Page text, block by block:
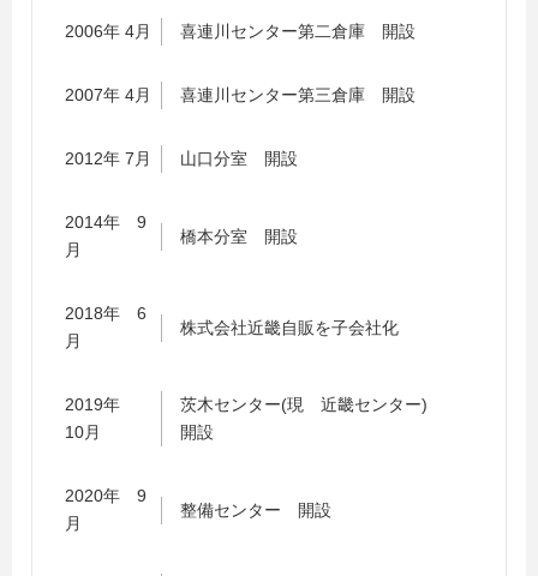
2006年 4月 喜連川センター第二倉庫 開設
2007年 4月 喜連川センター第三倉庫 開設
2012年 7月 山口分室 開設
2014年 9
月
橋本分室 開設
2018年 6
月
株式会社近畿自販を子会社化
2019年
10月
茨木センター(現 近畿センター)
開設
2020年 9
月
整備センター 開設